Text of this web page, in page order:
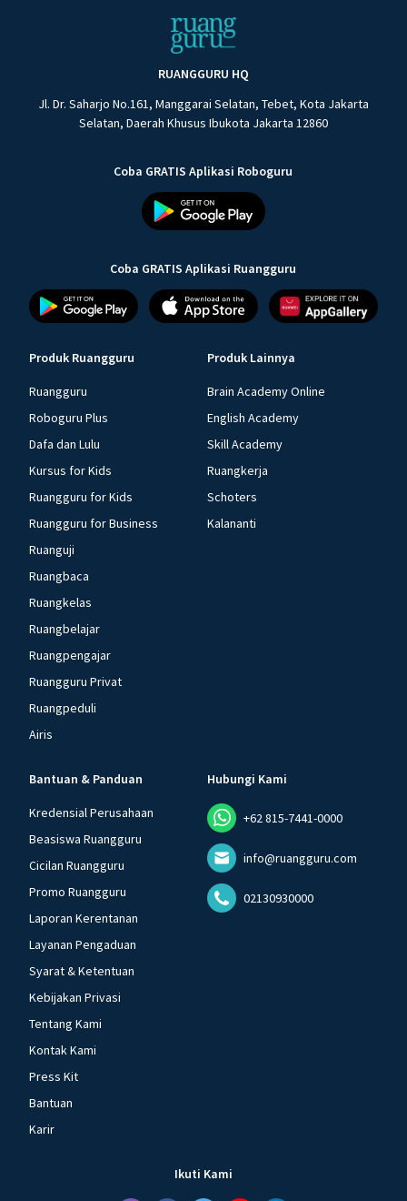
RUANGGURU HQ
Jl. Dr. Saharjo No.161, Manggarai Selatan, Tebet, Kota Jakarta
Selatan, Daerah Khusus Ibukota Jakarta 12860
Coba GRATIS Aplikasi Roboguru
Coba GRATIS Aplikasi Ruangguru
Produk Ruangguru
Ruangguru
Roboguru Plus
Dafa dan Lulu
Kursus for Kids
Ruangguru for Kids
Ruangguru for Business
Ruanguji
Ruangbaca
Ruangkelas
Ruangbelajar
Ruangpengajar
Ruangguru Privat
Ruangpeduli
Airis
Produk Lainnya
Brain Academy Online
English Academy
Skill Academy
Ruangkerja
Schoters
Kalananti
Bantuan & Panduan
Kredensial Perusahaan
Beasiswa Ruangguru
Cicilan Ruangguru
Promo Ruangguru
Laporan Kerentanan
Layanan Pengaduan
Syarat & Ketentuan
Kebijakan Privasi
Tentang Kami
Kontak Kami
Press Kit
Bantuan
Karir
Hubungi Kami
+62 815-7441-0000
info@ruangguru.com
02130930000
Ikuti Kami